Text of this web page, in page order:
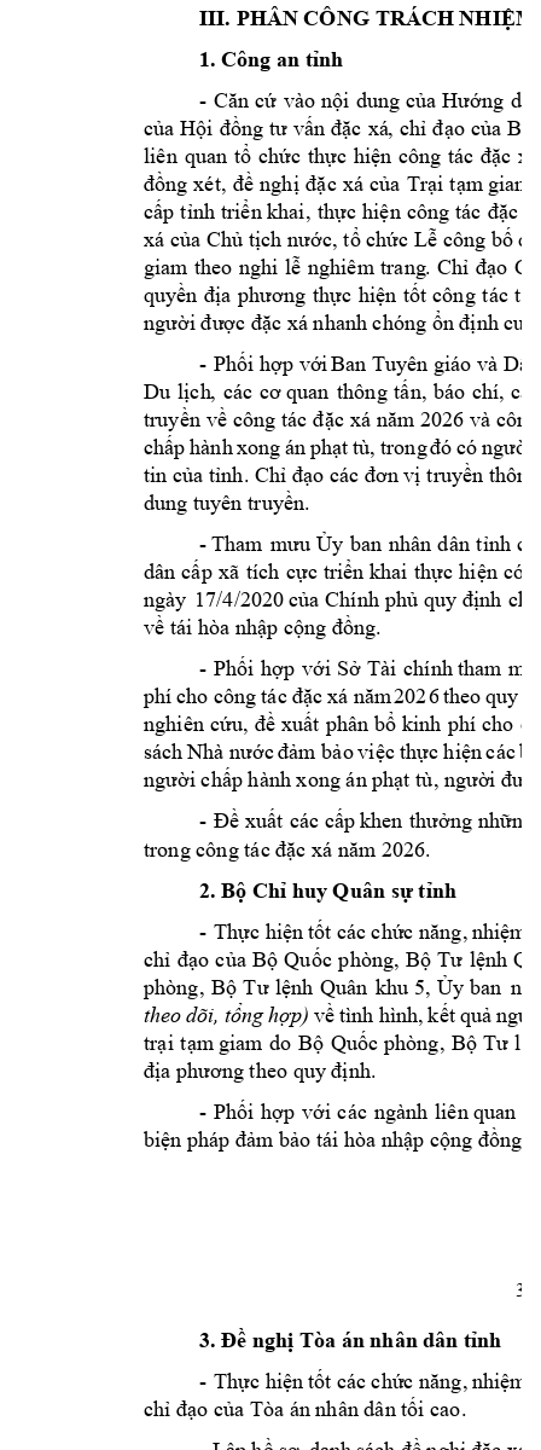
III. PHÂN CÔNG TRÁCH NHIỆM
1. Công an tỉnh
- Căn cứ vào nội dung của Hướng dẫn
của Hội đồng tư vấn đặc xá, chỉ đạo của Bộ
liên quan tổ chức thực hiện công tác đặc xá
đồng xét, đề nghị đặc xá của Trại tạm giam,
cấp tỉnh triển khai, thực hiện công tác đặc
xá của Chủ tịch nước, tổ chức Lễ công bốq
giam theo nghi lễ nghiêm trang. Chỉ đạo
quyền địa phương thực hiện tốt công tác
người được đặc xá nhanh chóng ổn định
- Phối hợp vớiBan Tuyên giáo và Dân
Du lịch, các cơ quan thông tấn, báo chí, các
truyền về công tác đặc xá năm 2026 và
chấp hànhxong án phạt tù, trongđó có người
tin của tỉnh. Chỉ đạo các đơn vị truyền
dung tuyên truyền.
- Tham mưu Ủy ban nhân dân tỉnh
dân cấp xã tích cực triển khai thực hiện có
ngày 17/4/2020 của Chính phủ quy định chi
về tái hòa nhập cộng đồng.
- Phối hợp với Sở Tài chính tham
phí cho côngtác đặcxá năm2026 theo quy
nghiên cứu, đề xuất phân bổ kinh phí cho
sách Nhà nướcđảm bảoviệcthực hiện cácbi
người chấp hành xong án phạt tù, người
- Đề xuất các cấp khen thưởng những
trong công tác đặc xá năm 2026.
2. Bộ Chỉ huy Quân sự tỉnh
- Thực hiện tốt các chức năng, nhiệm
chỉ đạo của Bộ Quốc phòng, Bộ Tư lệnh
phòng, Bộ Tư lệnh Quân khu 5, Ủy ban
theo dõi, tổnghợp) về tình hình, kếtquả
trại tạm giam do Bộ Quốc phòng, Bộ Tư
địa phương theo quy định.
- Phối hợp với các ngành liên quan
biện pháp đảm bảo tái hòa nhập cộng đồng
3
3. Đề nghị Tòa án nhân dân tỉnh
- Thực hiện tốt các chức năng, nhiệm
chỉ đạo của Tòa án nhân dân tối cao.